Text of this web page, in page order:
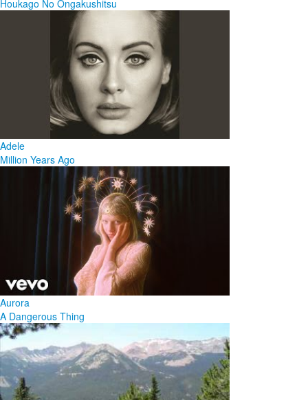
Houkago No Ongakushitsu
Adele
Million Years Ago
Aurora
A Dangerous Thing